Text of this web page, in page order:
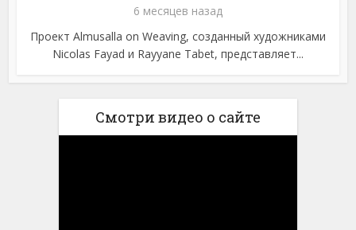
6 месяцев назад
Проект Almusalla on Weaving, созданный художниками
Nicolas Fayad и Rayyane Tabet, представляет...
Смотри видео о сайте